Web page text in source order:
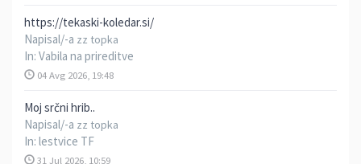
https://tekaski-koledar.si/
Napisal/-a zz topka
In: Vabila na prireditve
04 Avg 2026, 19:48
Moj srčni hrib..
Napisal/-a zz topka
In: lestvice TF
31 Jul 2026, 10:59